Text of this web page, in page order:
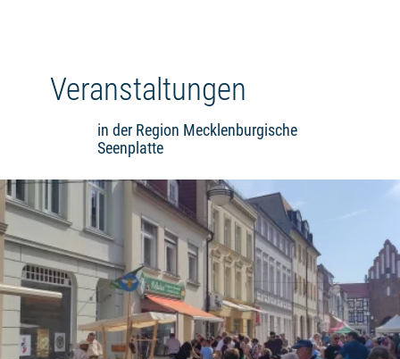
Veranstaltungen
in der Region Mecklenburgische
Seenplatte